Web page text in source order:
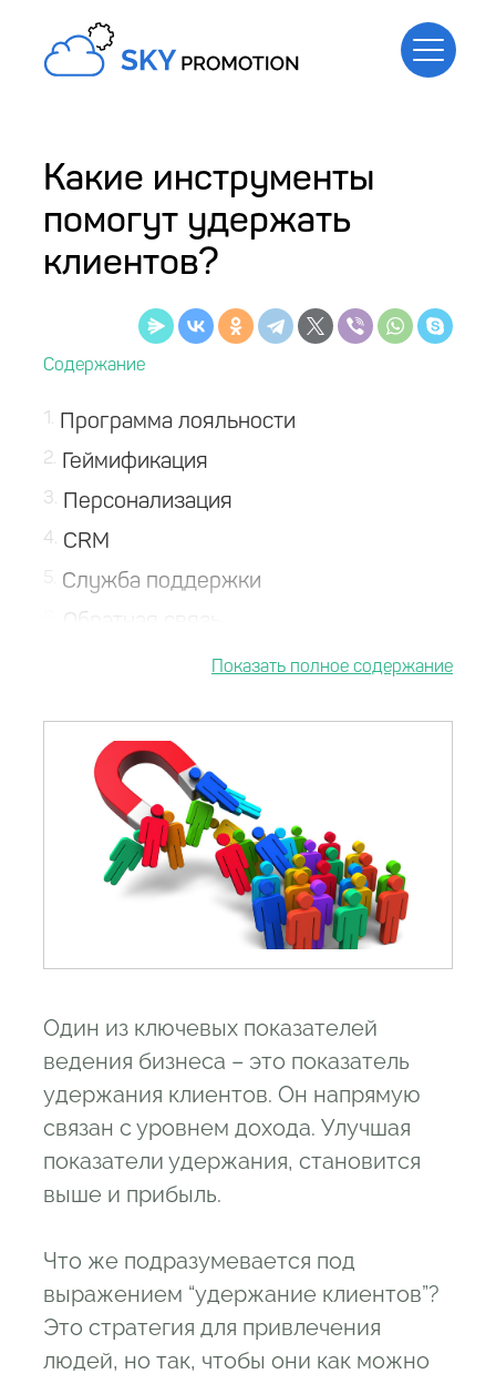
Какие инструменты
помогут удержать
клиентов?
1 Программа лояльности
2 Геймификация
3 Персонализация
4 CRM
Служба поддержки
Один из ключевых показателей
ведения бизнеса – это показатель
удержания клиентов. Он напрямую
связан с уровнем дохода. Улучшая
показатели удержания, становится
выше и прибыль.
Что же подразумевается под
выражением “удержание клиентов”?
Это стратегия для привлечения
людей, но так, чтобы они как можно